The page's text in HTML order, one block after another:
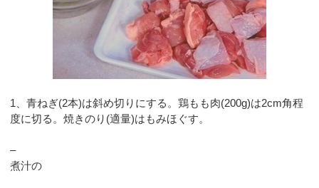
1、青ねぎ(2本)は斜め切りにする。鶏もも肉(200g)は2cm角程
度に切る。焼きのり(適量)はもみほぐす。
–
煮汁の